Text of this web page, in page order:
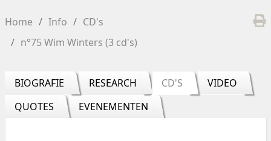
Home Info
CD's
n°75 Wim Winters (3 cd's)
BIOGRAFIE RESEARCH CD'S
VIDEO
QUOTES
EVENEMENTEN